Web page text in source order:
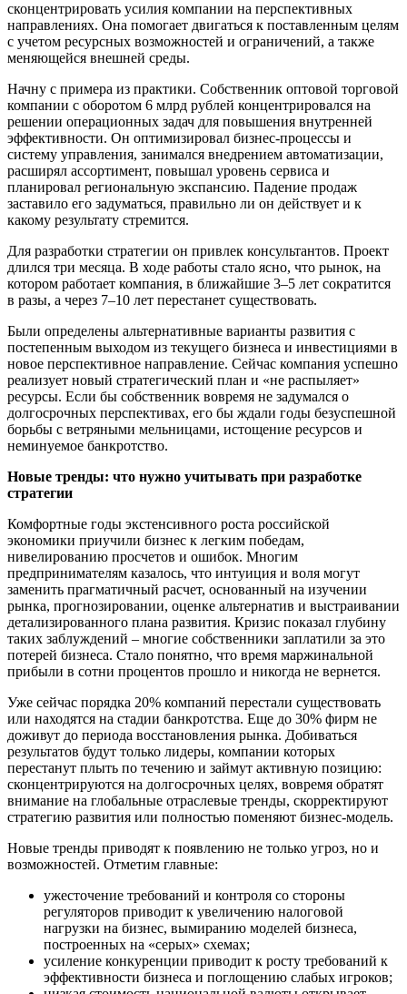
сконцентрировать усилия компании на перспективных
направлениях. Она помогает двигаться к поставленным целям
с учетом ресурсных возможностей и ограничений, а также
меняющейся внешней среды.
Начну с примера из практики. Собственник оптовой торговой
компании с оборотом 6 млрд рублей концентрировался на
решении операционных задач для повышения внутренней
эффективности. Он оптимизировал бизнес-процессы и
систему управления, занимался внедрением автоматизации,
расширял ассортимент, повышал уровень сервиса и
планировал региональную экспансию. Падение продаж
заставило его задуматься, правильно ли он действует и к
какому результату стремится.
Для разработки стратегии он привлек консультантов. Проект
длился три месяца. В ходе работы стало ясно, что рынок, на
котором работает компания, в ближайшие 3–5 лет сократится
в разы, а через 7–10 лет перестанет существовать.
Были определены альтернативные варианты развития с
постепенным выходом из текущего бизнеса и инвестициями в
новое перспективное направление. Сейчас компания успешно
реализует новый стратегический план и «не распыляет»
ресурсы. Если бы собственник вовремя не задумался о
долгосрочных перспективах, его бы ждали годы безуспешной
борьбы с ветряными мельницами, истощение ресурсов и
неминуемое банкротство.
Новые тренды: что нужно учитывать при разработке
стратегии
Комфортные годы экстенсивного роста российской
экономики приучили бизнес к легким победам,
нивелированию просчетов и ошибок. Многим
предпринимателям казалось, что интуиция и воля могут
заменить прагматичный расчет, основанный на изучении
рынка, прогнозировании, оценке альтернатив и выстраивании
детализированного плана развития. Кризис показал глубину
таких заблуждений – многие собственники заплатили за это
потерей бизнеса. Стало понятно, что время маржинальной
прибыли в сотни процентов прошло и никогда не вернется.
Уже сейчас порядка 20% компаний перестали существовать
или находятся на стадии банкротства. Еще до 30% фирм не
доживут до периода восстановления рынка. Добиваться
результатов будут только лидеры, компании которых
перестанут плыть по течению и займут активную позицию:
сконцентрируются на долгосрочных целях, вовремя обратят
внимание на глобальные отраслевые тренды, скорректируют
стратегию развития или полностью поменяют бизнес-модель.
Новые тренды приводят к появлению не только угроз, но и
возможностей. Отметим главные:
ужесточение требований и контроля со стороны
регуляторов приводит к увеличению налоговой
нагрузки на бизнес, вымиранию моделей бизнеса,
построенных на «серых» схемах;
усиление конкуренции приводит к росту требований к
эффективности бизнеса и поглощению слабых игроков;